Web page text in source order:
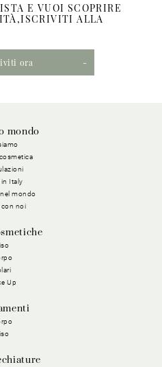
E VUOI SCOPRIRE
ALLA
ora
mondo
in Italy
mondo
con noi
Up